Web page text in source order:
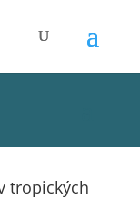
tropických